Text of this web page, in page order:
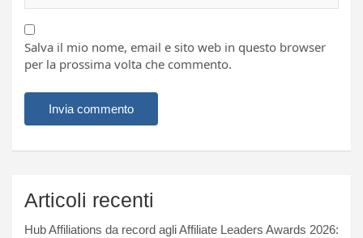
Salva il mio nome, email e sito web in questo browser
per la prossima volta che commento.
Articoli recenti
Hub Affiliations da record agli Affiliate Leaders Awards 2026: